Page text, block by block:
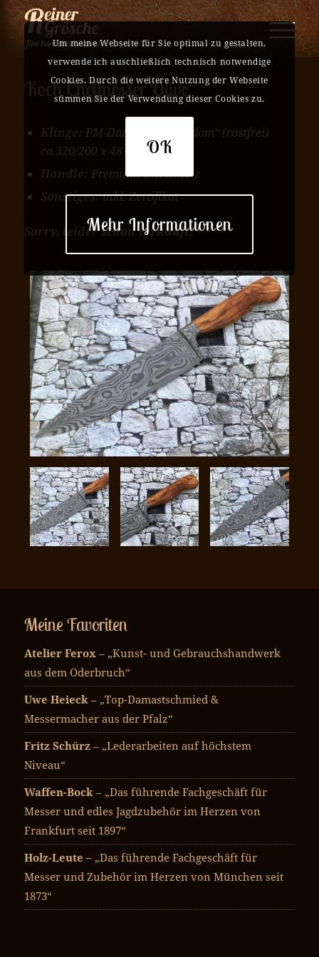
Koch Chefmesser Olive
Klinge: PM-Damasteel „Random“ (rostfrei)
ca.320/200 x 48 x 3,1 mm
Handle: Premium Olivenholz
Sonstiges:inkl. Zertifikat
Sorry, leider schon verkauft!
Meine Favoriten
Atelier Ferox– „Kunst- und Gebrauchshandwerk
aus dem Oderbruch“
Uwe Heieck – „Top-Damastschmied &
Messermacher aus der Pfalz“
Fritz Schürz– „Lederarbeiten auf höchstem
Niveau“
Waffen-Bock – „Das führende Fachgeschäft für
Messer und edles Jagdzubehör im Herzen von
Frankfurt seit 1897“
Holz-Leute –„Das führende Fachgeschäft für
Messer und Zubehör im Herzen von München seit
1873“
Um meine Webseite für Sie optimal zu gestalten,
verwende ich auschließlich technisch notwendige
Cookies. Durch die weitere Nutzung der Webseite
stimmen Sie der Verwendung dieser Cookies zu.
OK
Mehr Informationen